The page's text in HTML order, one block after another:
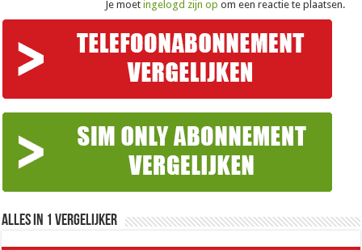
Je moetingelogd zijn op om een reactie te plaatsen.
Alles in 1 Vergelijker